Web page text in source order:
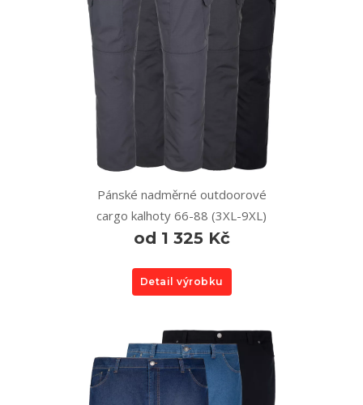
Pánské nadměrné outdoorové
cargo kalhoty 66-88 (3XL-9XL)
od 1 325 Kč
Detail výrobku